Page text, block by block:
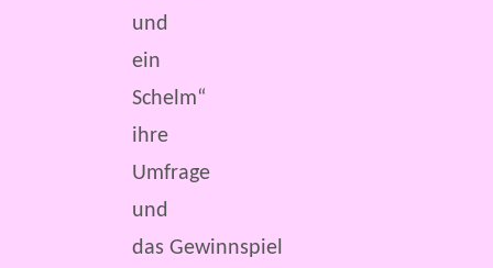
und
ein
Schelm“
ihre
Umfrage
und
das Gewinnspiel